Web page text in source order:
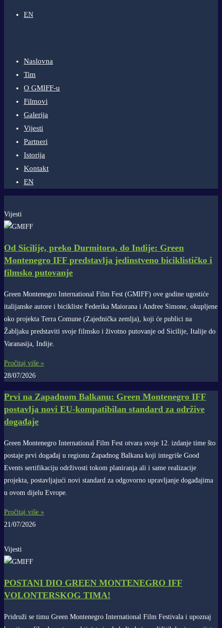
EN
Naslovna
Tim
O GMIFF-u
Filmovi
Galerija
Vijesti
Partneri
Istorija
Kontakt
EN
Vijesti
Od Sicilije, preko Durmitora, do Indije: Green
Montenegro IFF predstavlja jedinstveno biciklističko i
filmsko putovanje
Green Montenegro International Film Fest (GMIFF) ove godine ugostiće
italijanske autore i bicikliste Federika Maiorana i Andree Simone, okupljene
oko projekta Terra Comune (Zajednička zemlja), koji će publici na
Žabljaku predstaviti svoje filmsko i životno putovanje od Sicilije, Italije do
Varanasija, Indije.
Pročitaj više »
28/07/2026
Prvi na Zapadnom Balkanu: Green Montenegro IFF
postavlja novi EU-kompatibilan standard za održive
događaje
Green Montenegro International Film Fest otvara svoje 12. izdanje time što
postaje prvi događaj u regionu Zapadnog Balkana koji integriše Good
Events sertifikaciju održivosti tokom planiranja ali i same realizacije
projekta, postavljajući novi standard za odgovorno upravljanje događajima
u ovom dijelu Evrope.
Pročitaj više »
21/07/2026
Vijesti
POSTANI DIO GREEN MONTENEGRO IFF
VOLONTERSKOG TIMA!
Pridruži se timu Green Montenegro International Film Festivala i upoznaj